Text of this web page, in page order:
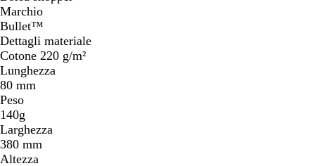
Marchio
Bullet™
Dettagli materiale
Cotone 220 g/m²
Lunghezza
80 mm
Peso
140g
Larghezza
380 mm
Altezza